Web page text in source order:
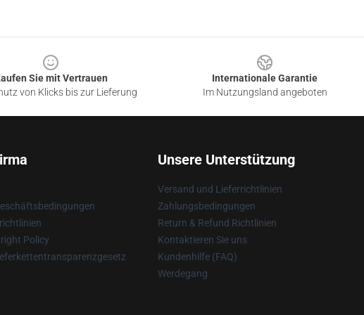
Sie mit Vertrauen
von Klicks bis zur Lieferung
Internationale Garantie
Im Nutzungsland angeboten
Policy
Unsere Unterstützung
Versand und Lieferrichtlinien
Zahlungsbedingungen
Return & Refund Richtlinien
Kontaktieren Sie uns
Kundenhilfe (FAQ)
Werdegang